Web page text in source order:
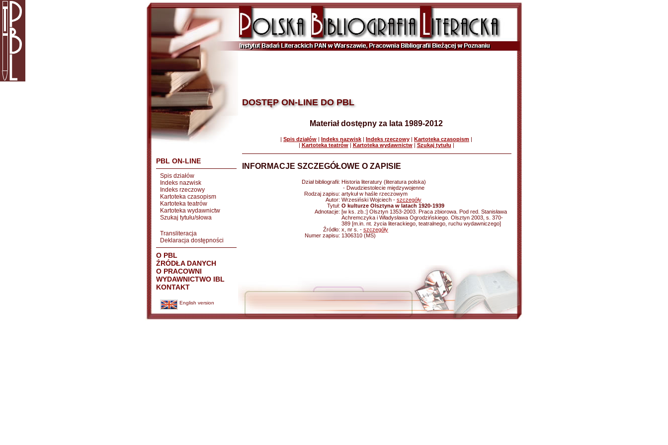
PBL ON-LINE
Spis działów
Indeks nazwisk
Indeks rzeczowy
Kartoteka czasopism
Kartoteka teatrów
Kartoteka wydawnictw
Szukaj tytułu/słowa
Transliteracja
Deklaracja dostępności
O PBL
ŹRÓDŁA DANYCH
O PRACOWNI
WYDAWNICTWO IBL
KONTAKT
English version
DOSTĘP ON-LINE DO PBL
Materiał dostępny za lata 1989-2012
| Spis działów | Indeks nazwisk | Indeks rzeczowy | Kartoteka czasopism |
| Kartoteka teatrów| Kartoteka wydawnictw| Szukaj tytułu |
INFORMACJE SZCZEGÓŁOWE O ZAPISIE
Dział bibliografii: Historia literatury (literatura polska)
- Dwudziestolecie międzywojenne
Rodzaj zapisu: artykuł w haśle rzeczowym
Autor: Wrzesiński Wojciech - szczegóły
Tytuł: O kulturze Olsztyna w latach 1920-1939
Adnotacje: [w ks. zb.:] Olsztyn 1353-2003. Praca zbiorowa. Pod red. Stanisława
Achremczyka i Władysława Ogrodzińskiego. Olsztyn 2003, s. 370-
389 [m.in. nt. życia literackiego, teatralnego, ruchu wydawniczego]
Źródło: x, nr s. - szczegóły
Numer zapisu: 1306310 (MS)